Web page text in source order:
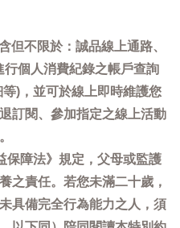
但不限於：誠品線上通路、
個人消費紀錄之帳戶查詢
)，並可於線上即時維護您
訂閱、參加指定之線上活動
保障法》規定，父母或監護
之責任。若您未滿二十歲，
具備完全行為能力之人，須